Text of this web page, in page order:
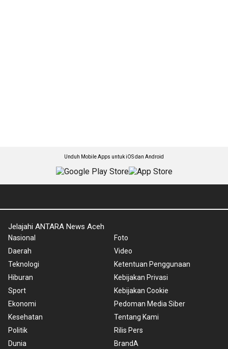
Unduh Mobile Apps untuk iOS dan Android
Jelajahi ANTARA News Aceh
Nasional
Daerah
Teknologi
Hiburan
Sport
Ekonomi
Kesehatan
Politik
Dunia
Foto
Video
Ketentuan Penggunaan
Kebijakan Privasi
Kebijakan Cookie
Pedoman Media Siber
Tentang Kami
Rilis Pers
BrandA